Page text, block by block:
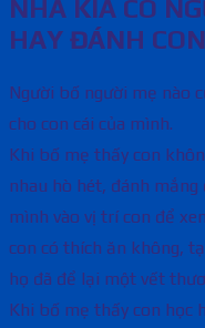
NHÀ KIA CÓ
HAY ĐÁNH CON
Người bố người mẹ nào
cho con cái của mình.
Khi bố mẹ thấy con
nhau hò hét, đánh
mình vào vị trí con để
con có thích ăn không,
họ đã để lại một vết
Khi bố mẹ thấy con học